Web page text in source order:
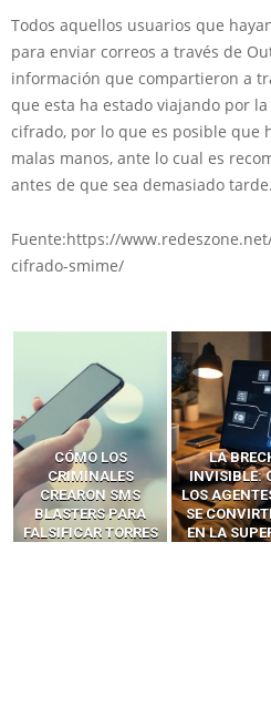
Todos aquellos usuarios que
para enviar correos a través de
información que compartieron a
que esta ha estado viajando por
cifrado, por lo que es posible que
malas manos, ante lo cual es
antes de que sea demasiado tarde.
Fuente:https://
cifrado-smime/
LA BRECHA
INVISIBLE: CÓMO
LOS AGENTES DE IA
SE CONVIRTIERON
EN LA SUPERFICIE
PREDATOR
CUALQUIER
CON